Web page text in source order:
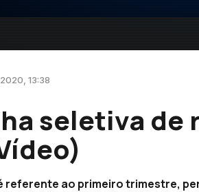
13:38
seletiva de
referente ao primeiro trimestre,